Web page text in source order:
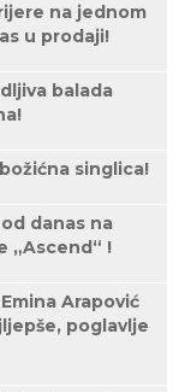
na jednom
u prodaji!
balada
singlica!
danas na
„Ascend“ !
Arapović
poglavlje